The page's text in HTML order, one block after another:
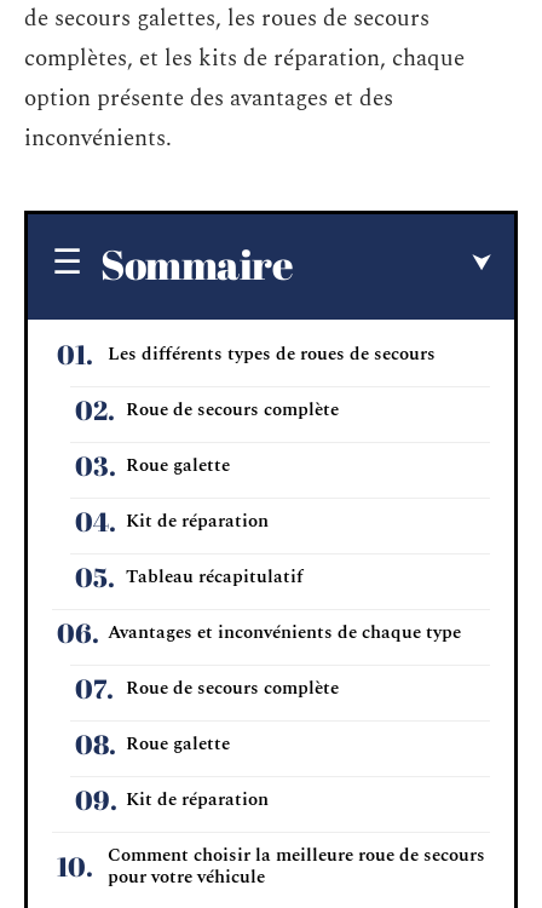
de secours galettes, les roues de secours
complètes, et les kits de réparation, chaque
option présente des avantages et des
inconvénients.
Sommaire
Les différents types de roues de secours
Roue de secours complète
Roue galette
Kit de réparation
Tableau récapitulatif
Avantages et inconvénients de chaque type
Roue de secours complète
Roue galette
Kit de réparation
Comment choisir la meilleure roue de secours
pour votre véhicule